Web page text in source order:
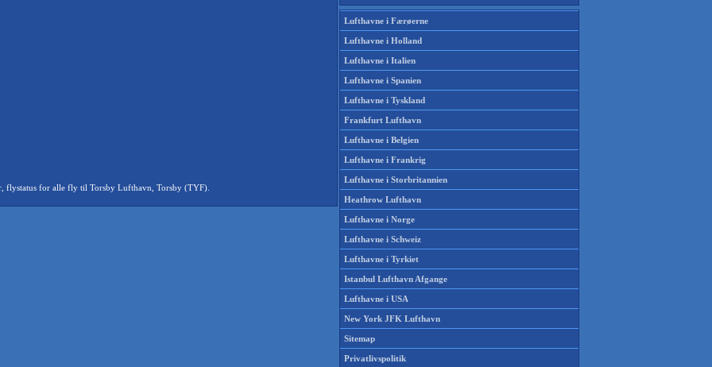
flystatus for alle fly til Torsby Lufthavn, Torsby (TYF).
Lufthavne i Færøerne
Lufthavne i Holland
Lufthavne i Italien
Lufthavne i Spanien
Lufthavne i Tyskland
Frankfurt Lufthavn
Lufthavne i Belgien
Lufthavne i Frankrig
Lufthavne i Storbritannien
Heathrow Lufthavn
Lufthavne i Norge
Lufthavne i Schweiz
Lufthavne i Tyrkiet
Istanbul Lufthavn Afgange
Lufthavne i USA
New York JFK Lufthavn
Sitemap
Privatlivspolitik